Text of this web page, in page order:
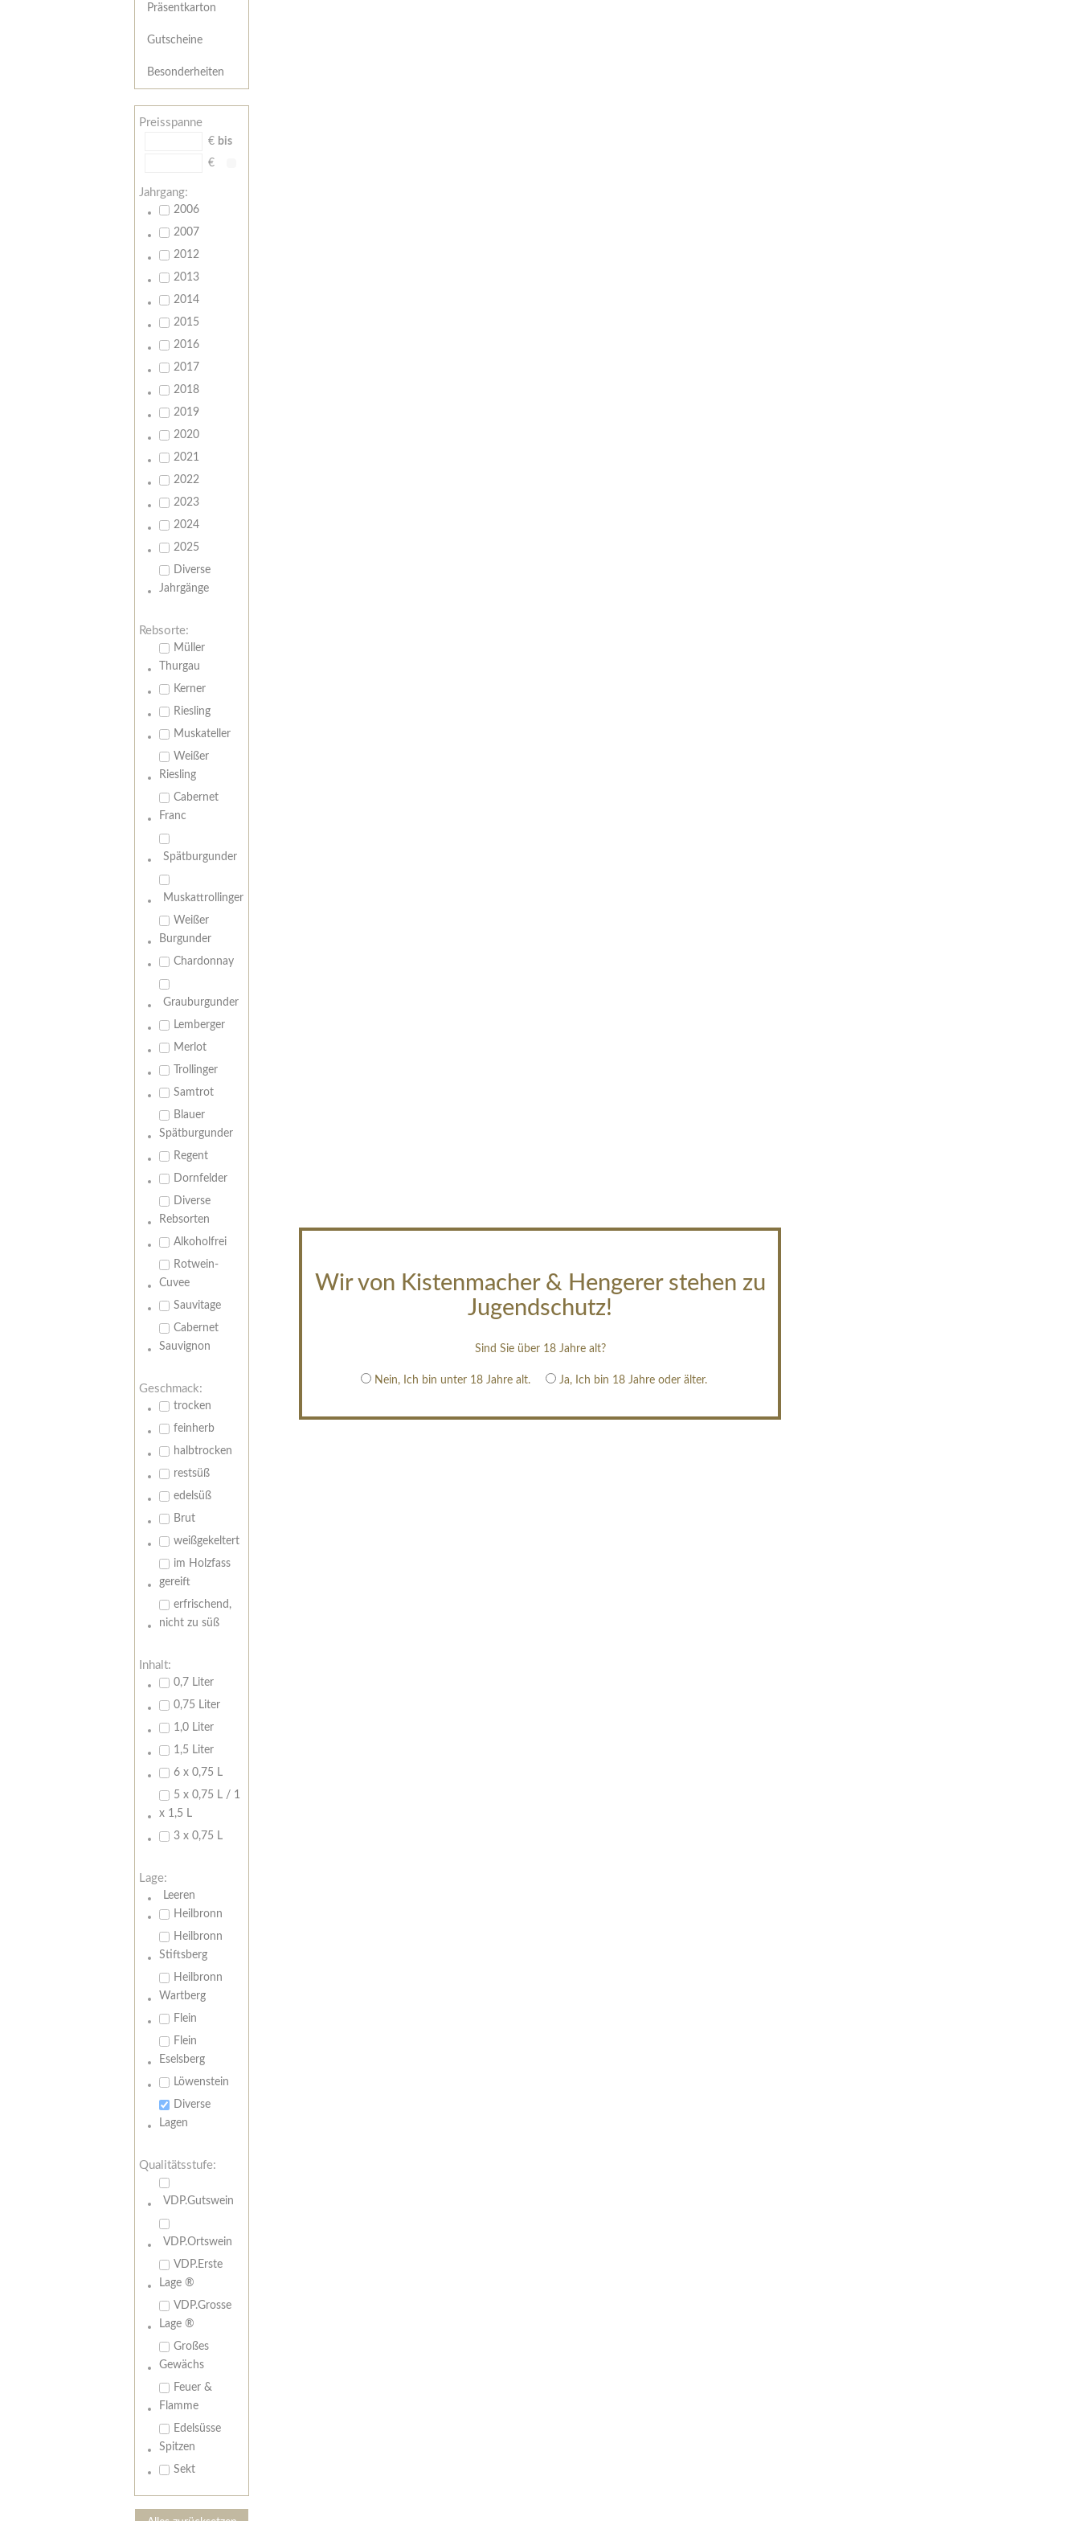
Wir von Kistenmacher & Hengerer stehen zu
Jugendschutz!
Sind Sie über 18 Jahre alt?
Nein, Ich bin unter 18 Jahre alt. Ja, Ich bin 18 Jahre oder älter.
Präsentkarton
Gutscheine
Besonderheiten
Preisspanne
€ bis
€
Jahrgang:
2006
2007
2012
2013
2014
2015
2016
2017
2018
2019
2020
2021
2022
2023
2024
2025
Diverse
Jahrgänge
Rebsorte:
Müller
Thurgau
Kerner
Riesling
Muskateller
Weißer
Riesling
Cabernet
Franc
Spätburgunder
Muskattrollinger
Weißer
Burgunder
Chardonnay
Grauburgunder
Lemberger
Merlot
Trollinger
Samtrot
Blauer
Spätburgunder
Regent
Dornfelder
Diverse
Rebsorten
Alkoholfrei
Rotwein-
Cuvee
Sauvitage
Cabernet
Sauvignon
Geschmack:
trocken
feinherb
halbtrocken
restsüß
edelsüß
Brut
weißgekeltert
im Holzfass
gereift
erfrischend,
nicht zu süß
Inhalt:
0,7 Liter
0,75 Liter
1,0 Liter
1,5 Liter
6 x 0,75 L
5 x 0,75 L / 1
x 1,5 L
3 x 0,75 L
Lage:
Leeren
Heilbronn
Heilbronn
Stiftsberg
Heilbronn
Wartberg
Flein
Flein
Eselsberg
Löwenstein
Diverse
Lagen
Qualitätsstufe:
VDP.Gutswein
VDP.Ortswein
VDP.Erste
Lage ®
VDP.Grosse
Lage ®
Großes
Gewächs
Feuer &
Flamme
Edelsüsse
Spitzen
Sekt